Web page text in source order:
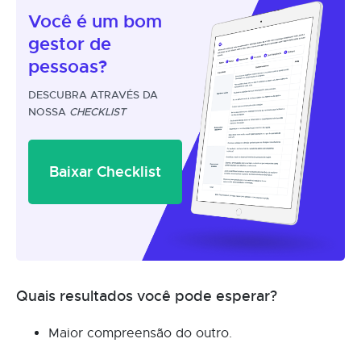
Você é um bom
gestor de
pessoas?
DESCUBRA ATRAVÉS DA
NOSSA CHECKLIST
Baixar Checklist
Quais resultados você pode esperar?
Maior compreensão do outro.